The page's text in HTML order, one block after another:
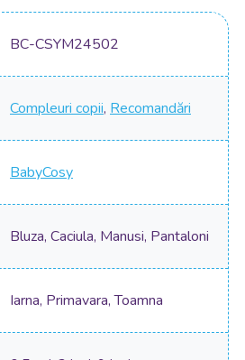
BC-CSYM24502
Compleuri copii, Recomandări
BabyCosy
Bluza, Caciula, Manusi, Pantaloni
Iarna, Primavara, Toamna